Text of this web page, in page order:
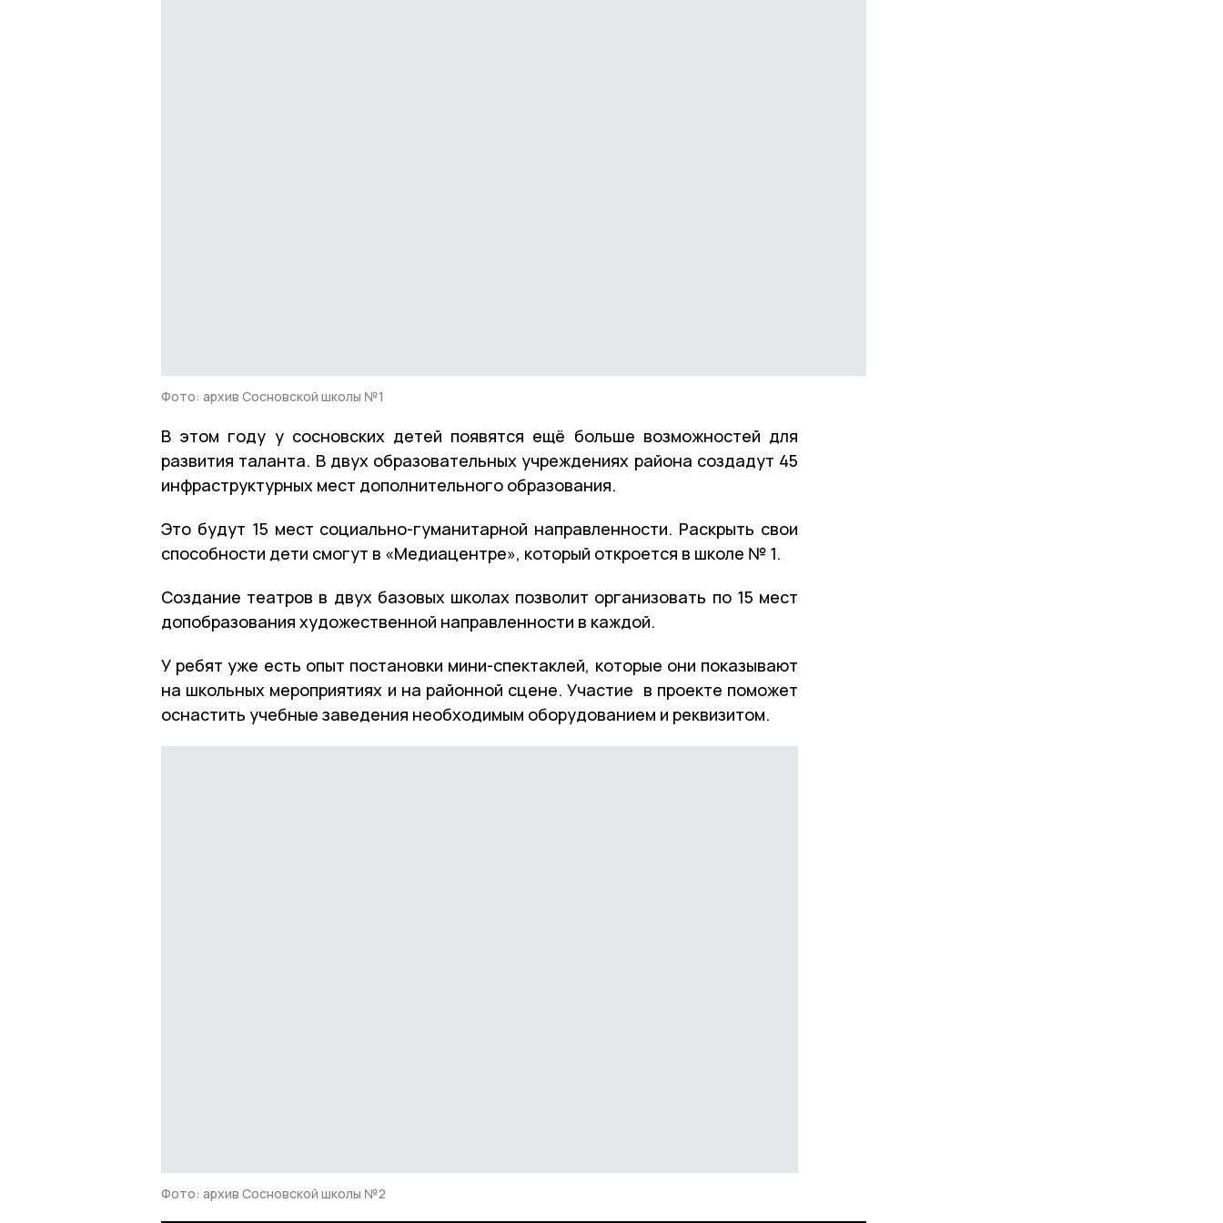
Фото: архив Сосновской школы №1
В этом году у сосновских детей появятся ещё больше возможностей для
развития таланта. В двух образовательных учреждениях района создадут 45
инфраструктурных мест дополнительного образования.
Это будут 15 мест социально-гуманитарной направленности. Раскрыть свои
способности дети смогут в «Медиацентре», который откроется в школе № 1.
Создание театров в двух базовых школах позволит организовать по 15 мест
допобразования художественной направленности в каждой.
У ребят уже есть опыт постановки мини-спектаклей, которые они показывают
на школьных мероприятиях и на районной сцене. Участие в проекте поможет
оснастить учебные заведения необходимым оборудованием и реквизитом.
Фото: архив Сосновской школы №2